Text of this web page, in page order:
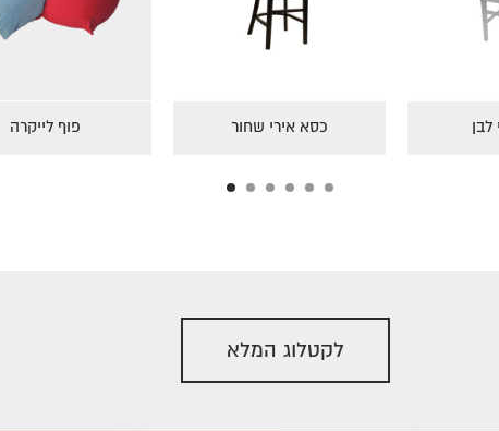
כסא אירי שחור כסא אירי לבן תכלת
לקטלוג המלא